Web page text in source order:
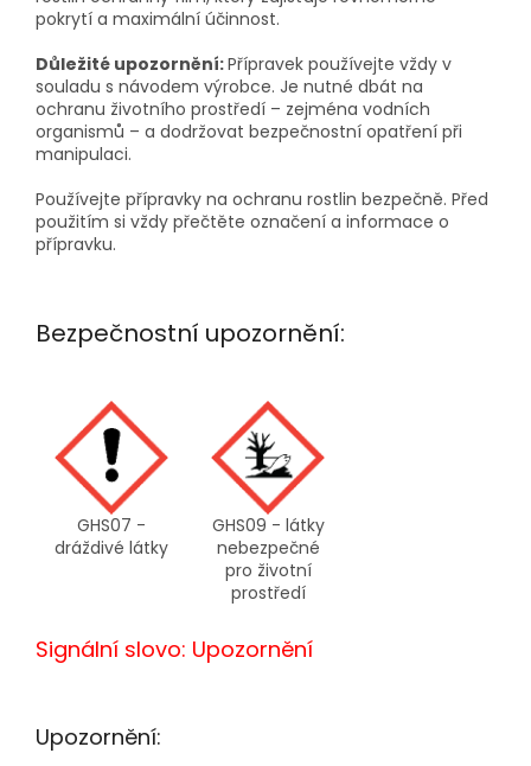
pokrytí a maximální účinnost.
Důležité upozornění:Přípravek používejte vždy v
souladu s návodem výrobce. Je nutné dbát na
ochranu životního prostředí – zejména vodních
organismů – a dodržovat bezpečnostní opatření při
manipulaci.
Používejte přípravky na ochranu rostlin bezpečně. Před
použitím si vždy přečtěte označení a informace o
přípravku.
Bezpečnostní upozornění:
GHS07 -
dráždivé látky
GHS09 - látky
nebezpečné
pro životní
prostředí
Signální slovo: Upozornění
Upozornění: